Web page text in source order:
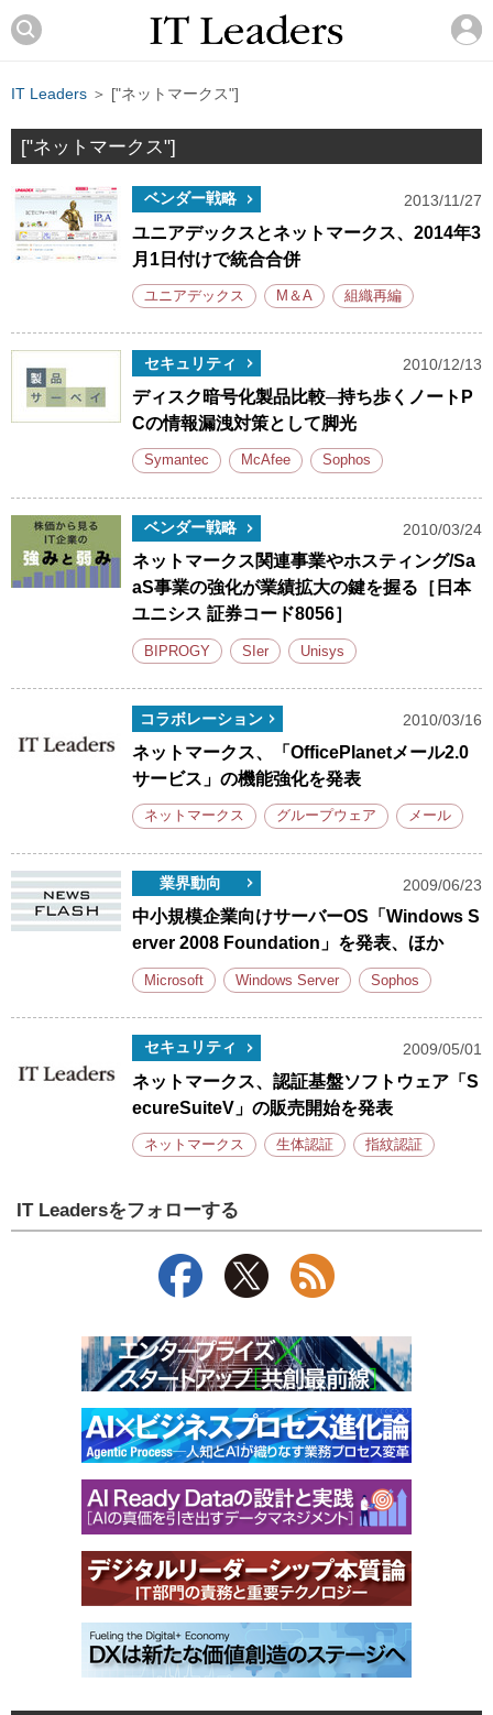
IT Leaders ＞ ["ネットマークス"]
["ネットマークス"]
ベンダー戦略 2013/11/27
ユニアデックスとネットマークス、2014年3
月1日付けで統合合併
ユニアデックス M＆A 組織再編
セキュリティ 2010/12/13
ディスク暗号化製品比較─持ち歩くノートP
Cの情報漏洩対策として脚光
Symantec McAfee Sophos
ベンダー戦略 2010/03/24
ネットマークス関連事業やホスティング/Sa
aS事業の強化が業績拡大の鍵を握る［日本
ユニシス 証券コード8056］
BIPROGY SIer Unisys
コラボレーション 2010/03/16
ネットマークス、「OfficePlanetメール2.0
サービス」の機能強化を発表
ネットマークス グループウェア メール
業界動向 2009/06/23
中小規模企業向けサーバーOS「Windows S
erver 2008 Foundation」を発表、ほか
Microsoft Windows Server Sophos
セキュリティ 2009/05/01
ネットマークス、認証基盤ソフトウェア「S
ecureSuiteV」の販売開始を発表
ネットマークス 生体認証 指紋認証
IT Leadersをフォローする